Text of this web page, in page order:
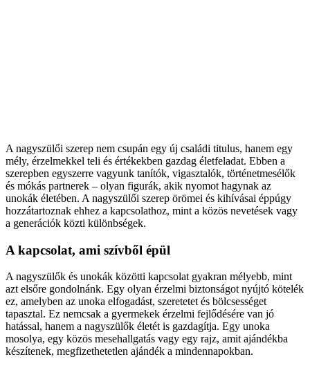
A nagyszülői szerep nem csupán egy új családi titulus, hanem egy
mély, érzelmekkel teli és értékekben gazdag életfeladat. Ebben a
szerepben egyszerre vagyunk tanítók, vigasztalók, történetmesélők
és mókás partnerek – olyan figurák, akik nyomot hagynak az
unokák életében. A nagyszülői szerep örömei és kihívásai éppúgy
hozzátartoznak ehhez a kapcsolathoz, mint a közös nevetések vagy
a generációk közti különbségek.
A kapcsolat, ami szívből épül
A nagyszülők és unokák közötti kapcsolat gyakran mélyebb, mint
azt elsőre gondolnánk. Egy olyan érzelmi biztonságot nyújtó kötelék
ez, amelyben az unoka elfogadást, szeretetet és bölcsességet
tapasztal. Ez nemcsak a gyermekek érzelmi fejlődésére van jó
hatással, hanem a nagyszülők életét is gazdagítja. Egy unoka
mosolya, egy közös mesehallgatás vagy egy rajz, amit ajándékba
készítenek, megfizethetetlen ajándék a mindennapokban.